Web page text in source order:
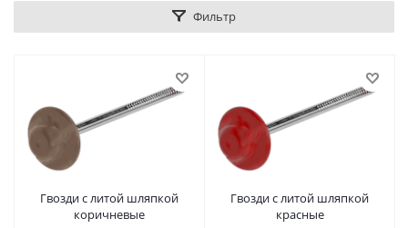
Фильтр
Гвозди с литой шляпкой
коричневые
Гвозди с литой шляпкой
красные